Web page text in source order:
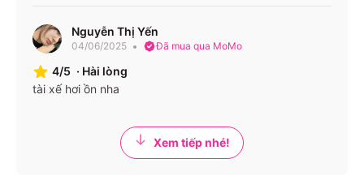
Nguyễn Thị Yến
04/06/2025 Đã mua qua MoMo
4/5 · Hài lòng
tài xế hơi ồn nha
Xem tiếp nhé!